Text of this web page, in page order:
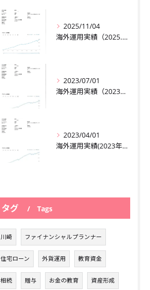
2025/11/04
海外運用実績（2025.10）
2023/07/01
海外運用実績（2023年7月）
2023/04/01
海外運用実績(2023年4月)
タグ Tags
川崎 ファイナンシャルプランナー
住宅ローン 外貨運用 教育資金
相続 贈与 お金の教育 資産形成